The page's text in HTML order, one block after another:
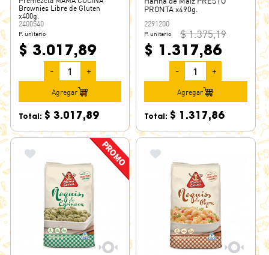
Brownies Libre de Gluten
x400g.
2400540
P. unitario
$ 3.017,89
- +
Agregar
Total: $ 3.017,89
PRONTA x490g.
2291200
P. unitario $ 1.375,19
$ 1.317,86
- +
Agregar
Total: $ 1.317,86